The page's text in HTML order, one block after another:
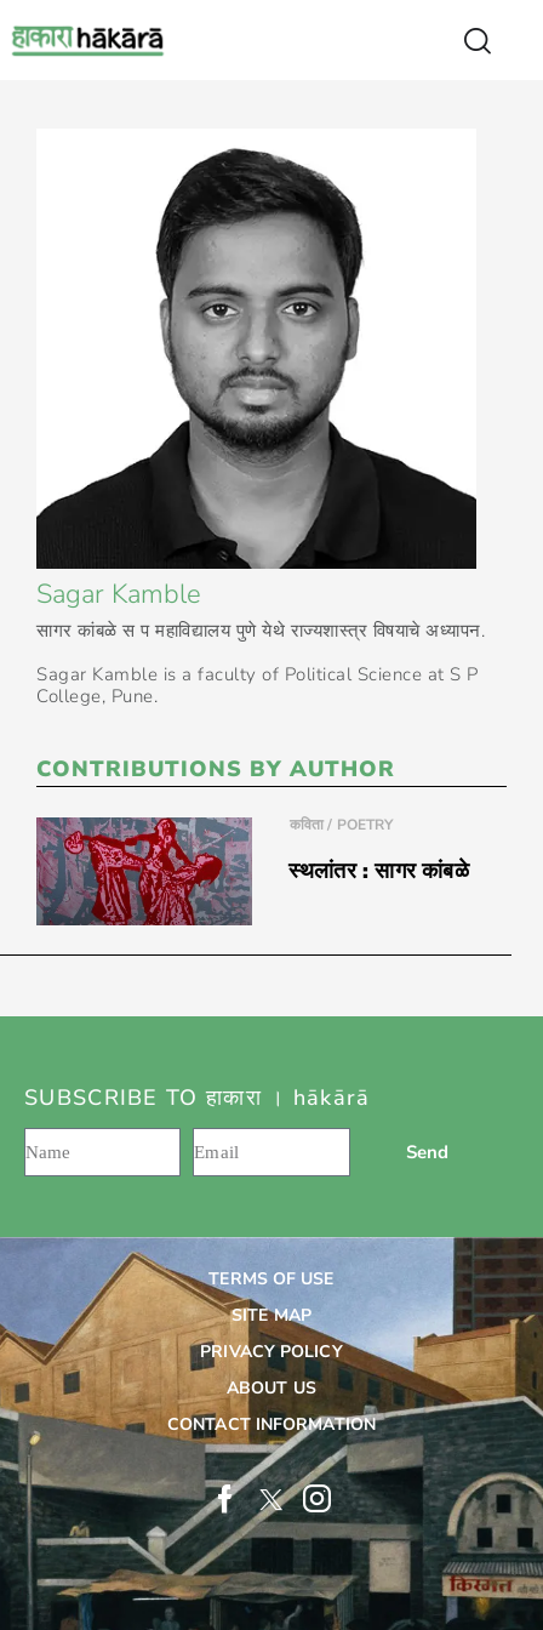
Sagar Kamble
सागर कांबळे स प महाविद्यालय पुणे येथे राज्यशास्त्र विषयाचे अध्यापन.
Sagar Kamble is a faculty of Political Science at S P
College, Pune.
CONTRIBUTIONS BY AUTHOR
कविता / POETRY
स्थलांतर : सागर कांबळे
SUBSCRIBE TO हाकारा । hākārā
Send
TERMS OF USE
SITE MAP
PRIVACY POLICY
ABOUT US
CONTACT INFORMATION